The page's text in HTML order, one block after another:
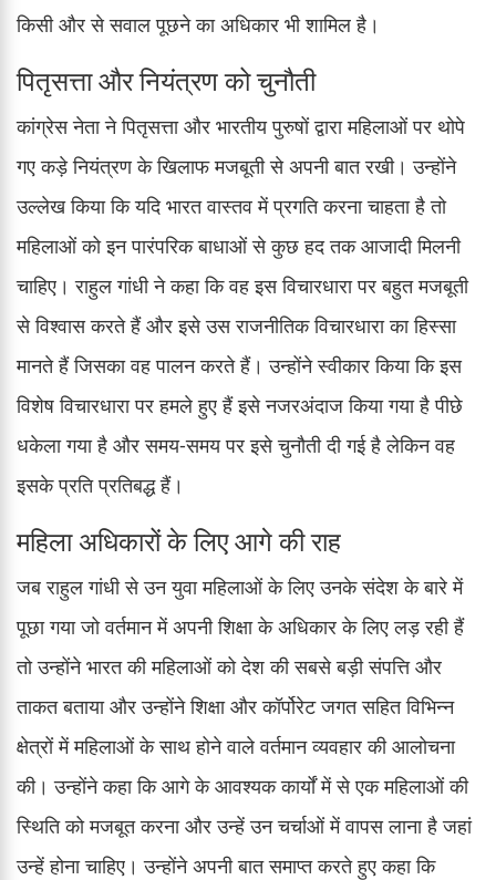
किसी और से सवाल पूछने का अधिकार भी शामिल है।
पितृसत्ता और नियंत्रण को चुनौती
कांग्रेस नेता ने पितृसत्ता और भारतीय पुरुषों द्वारा महिलाओं पर थोपे
गए कड़े नियंत्रण के खिलाफ मजबूती से अपनी बात रखी। उन्होंने
उल्लेख किया कि यदि भारत वास्तव में प्रगति करना चाहता है तो
महिलाओं को इन पारंपरिक बाधाओं से कुछ हद तक आजादी मिलनी
चाहिए। राहुल गांधी ने कहा कि वह इस विचारधारा पर बहुत मजबूती
से विश्वास करते हैं और इसे उस राजनीतिक विचारधारा का हिस्सा
मानते हैं जिसका वह पालन करते हैं। उन्होंने स्वीकार किया कि इस
विशेष विचारधारा पर हमले हुए हैं इसे नजरअंदाज किया गया है पीछे
धकेला गया है और समय-समय पर इसे चुनौती दी गई है लेकिन वह
इसके प्रति प्रतिबद्ध हैं।
महिला अधिकारों के लिए आगे की राह
जब राहुल गांधी से उन युवा महिलाओं के लिए उनके संदेश के बारे में
पूछा गया जो वर्तमान में अपनी शिक्षा के अधिकार के लिए लड़ रही हैं
तो उन्होंने भारत की महिलाओं को देश की सबसे बड़ी संपत्ति और
ताकत बताया और उन्होंने शिक्षा और कॉर्पोरेट जगत सहित विभिन्न
क्षेत्रों में महिलाओं के साथ होने वाले वर्तमान व्यवहार की आलोचना
की। उन्होंने कहा कि आगे के आवश्यक कार्यों में से एक महिलाओं की
स्थिति को मजबूत करना और उन्हें उन चर्चाओं में वापस लाना है जहां
उन्हें होना चाहिए। उन्होंने अपनी बात समाप्त करते हुए कहा कि